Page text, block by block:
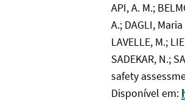
API, A. M.;
A.; DAGLI, Maria
LAVELLE, M.;
SADEKAR, N.;
safety
Disponível em: